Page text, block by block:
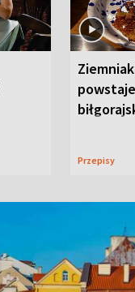
Przepisy